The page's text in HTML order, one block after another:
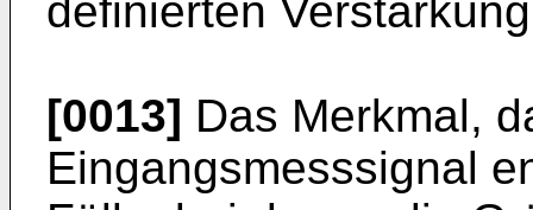
definierten
[0013] Das Merkmal,
Eingangsmesssignal